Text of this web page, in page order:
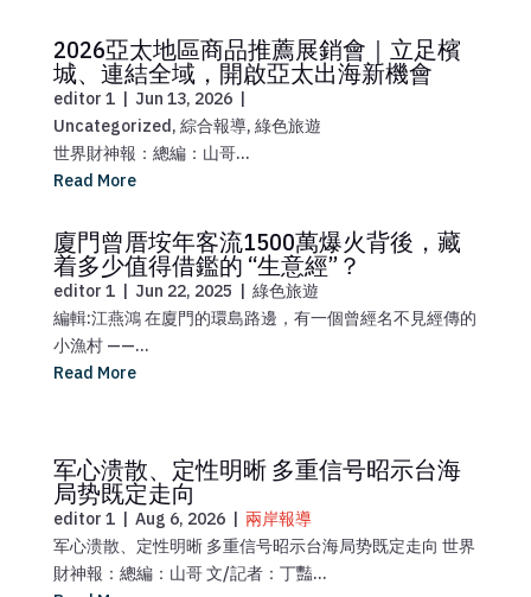
2026亞太地區商品推薦展銷會｜立足檳
城、連結全域，開啟亞太出海新機會
editor 1 | Jun 13, 2026 |
Uncategorized, 綜合報導, 綠色旅遊
世界財神報：總編：山哥...
Read More
廈門曾厝垵年客流1500萬爆火背後，藏
着多少值得借鑑的 “生意經”？
editor 1 | Jun 22, 2025 | 綠色旅遊
編輯:江燕鴻 在廈門的環島路邊，有一個曾經名不見經傳的
小漁村 ——...
Read More
军心溃散、定性明晰 多重信号昭示台海
局势既定走向
editor 1 | Aug 6, 2026 | 兩岸報導
军心溃散、定性明晰 多重信号昭示台海局势既定走向 世界
財神報：總編：山哥 文/記者：丁豔...